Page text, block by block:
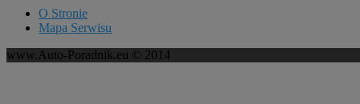
O Stronie
Mapa Serwisu
www.Auto-Poradnik.eu © 2014